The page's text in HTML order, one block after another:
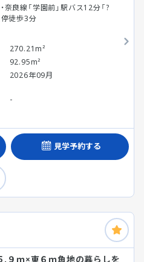
奈良線「学園前」駅バス12分「?
停徒歩3分
270.21m²
92.95m²
2026年09月
-
見学予約する
.９ｍ×東６ｍ角地の暮らしを